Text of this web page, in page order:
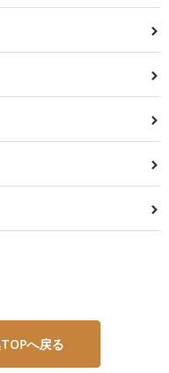
へ戻る